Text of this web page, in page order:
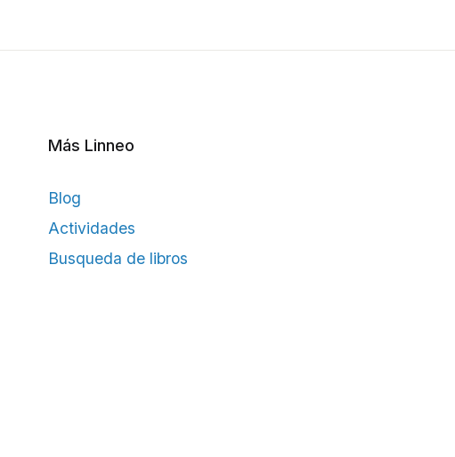
Más Linneo
Blog
Actividades
Busqueda de libros